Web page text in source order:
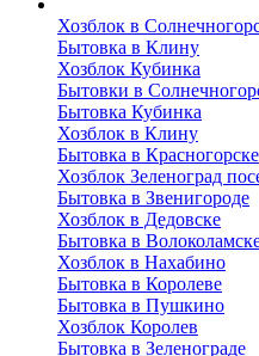
Хозблок в
Бытовка в Клину
Хозблок Кубинка
Бытовки в
Бытовка Кубинка
Хозблок в Клину
Бытовка в Красногорске
Хозблок Зеленоград
Бытовка в Звенигороде
Хозблок в Дедовске
Бытовка в
Хозблок в Нахабино
Бытовка в Королеве
Бытовкa в Пушкино
Хозблок Королев
Бытовка в Зеленограде